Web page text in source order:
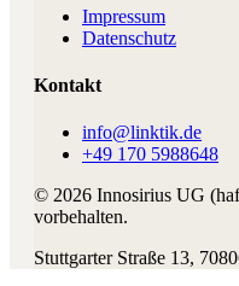
Impressum
Datenschutz
Kontakt
info@linktik.de
+49 170 5988648
© 2026 Innosirius UG
vorbehalten.
Stuttgarter Straße 13,